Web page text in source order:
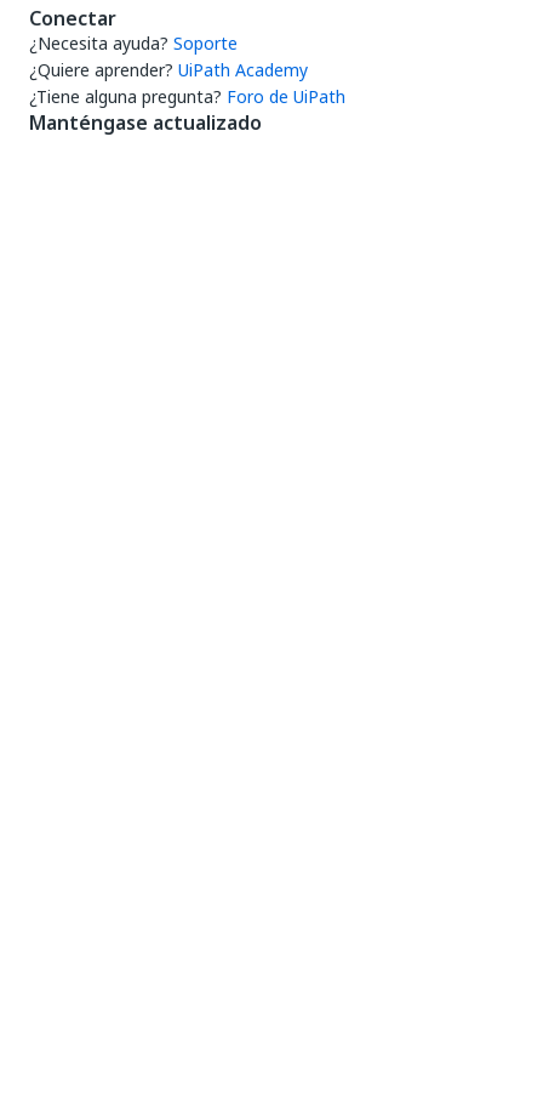
Conectar
¿Necesita ayuda? Soporte
¿Quiere aprender? UiPath Academy
¿Tiene alguna pregunta? Foro de UiPath
Manténgase actualizado